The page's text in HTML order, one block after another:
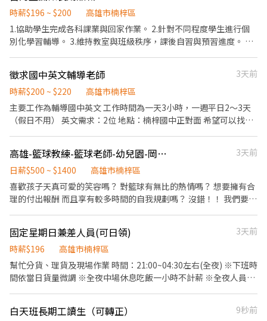
時薪$196 ~ $200
高雄市楠梓區
1.協助學生完成各科課業與回家作業。 2.針對不同程度學生進行個
別化學習輔導。 3.維持教室與班級秩序，課後自習與預習進度。 4.
徵求國中英文輔導老師
3天前
時薪$200 ~ $220
高雄市楠梓區
主要工作為輔導國中英文 工作時間為一天3小時，一週平日2～3天
（假日不用） 英文需求：2位 地點：楠梓國中正對面 希望可以找到
高雄-籃球教練-籃球老師-幼兒園-岡山3路竹1楠梓8左營2鳳山3苓雅1小港1
3天前
日薪$500 ~ $1400
高雄市楠梓區
喜歡孩子天真可愛的笑容嗎？ 對籃球有無比的熱情嗎？ 想要擁有合
理的付出報酬 而且享有較多時間的自我規劃嗎？ 沒錯！！ 我們要的
定時跟課 筆記學習與實作 如有經驗，可直接試教一堂課 審核通過，
立即上工！ 培訓期規畫： 每週1天者，跟課學習6個月 每週2天者，
跟課學習3個月 每週3天者，跟課學習1個月 通過驗收，即開始教課
上班時間：15：30-17：30 工作細節： 籃球教學 簡化與拆解 教學
固定星期日兼差人員(可日領)
3天前
時薪$196
高雄市楠梓區
幫忙分貨、理貨及現場作業 時間：21:00~04:30左右(全夜) ※下班時
間依當日貨量微調 ※全夜中場休息吃飯一小時不計薪 ※全夜人員可
白天班長期工讀生（可轉正）
9秒前